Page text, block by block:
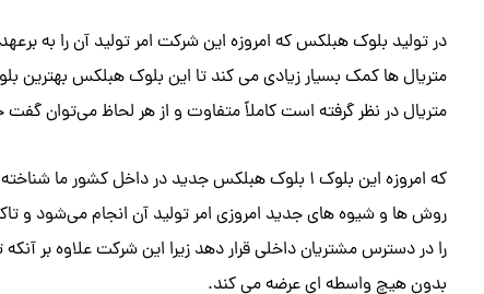
در تولید بلوک هبلکس که امروزه این شرکت امر تولید آن را به
متریال ها کمک بسیار زیادی می کند تا این بلوک هبلکس بهترین
متریال در نظر گرفته است کاملاً متفاوت و از هر لحاظ می‌توان
که امروزه این بلوک ۱ بلوک هبلکس جدید در داخل
روش ها و شیوه های جدید امروزی امر تولید آن انجام می‌شود و
را در دسترس مشتریان داخلی قرار دهد زیرا این شرکت علاوه بر
بدون هیچ واسطه ای عرضه می کند.